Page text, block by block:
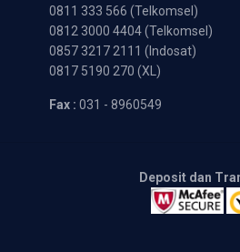
0811 333 566 (Telkomsel)
0812 3000 4404 (Telkomsel)
0857 3217 2111 (Indosat)
0817 5190 270 (XL)
Fax : 031 - 8960549
Deposit dan